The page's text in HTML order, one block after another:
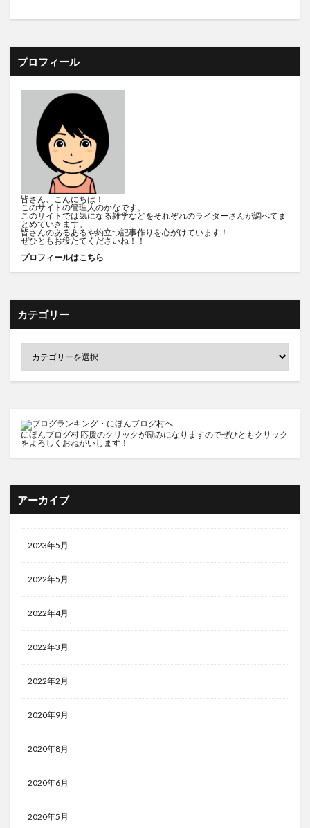
プロフィール
皆さん、こんにちは！
このサイトの管理人のかなです。
このサイトでは気になる雑学などをそれぞれのライターさんが調べてま
とめていきます。
皆さんのあるあるや約立つ記事作りを心がけています！
ぜひともお役たてくださいね！！
プロフィールはこちら
カテゴリー
にほんブログ村 応援のクリックが励みになりますのでぜひともクリック
をよろしくおねがいします！
アーカイブ
2023年5月
2022年5月
2022年4月
2022年3月
2022年2月
2020年9月
2020年8月
2020年6月
2020年5月